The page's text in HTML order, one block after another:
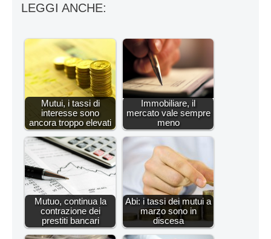
LEGGI ANCHE:
Mutui, i tassi di
interesse sono
ancora troppo elevati
Immobiliare, il
mercato vale sempre
meno
Mutuo, continua la
contrazione dei
prestiti bancari
Abi: i tassi dei mutui a
marzo sono in
discesa